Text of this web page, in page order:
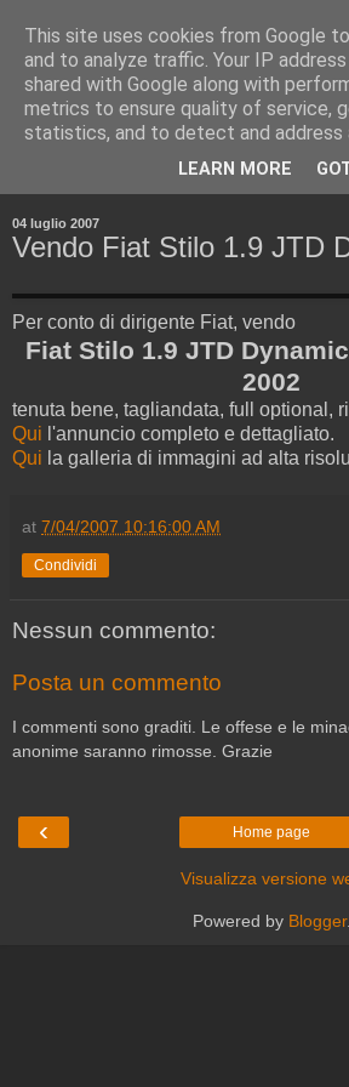
04 luglio 2007
Vendo Fiat Stilo 1.9 JTD
Per conto di dirigente Fiat, vendo
Fiat Stilo 1.9 JTD
2002
tenuta bene, tagliandata, full optional,
Qui l'annuncio completo e dettagliato.
Qui la galleria di immagini ad alta
at 7/04/2007 10:16:00 AM
Condividi
Nessun commento:
Posta un commento
I commenti sono graditi. Le offese e le
anonime saranno rimosse. Grazie
‹ Home page
Visualizza versione
Powered by Blogger.
This site uses cookies from Google
and to analyze traffic. Your IP
shared with Google along with
metrics to ensure quality of service,
statistics, and to detect and address
LEARN MORE